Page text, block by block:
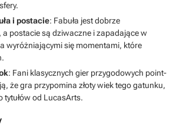
i postacie: Fabuła jest dobrze
postacie są dziwaczne i zapadające w
wyróżniającymi się momentami, które
: Fani klasycznych gier przygodowych point-
że gra przypomina złoty wiek tego gatunku,
tytułów od LucasArts.